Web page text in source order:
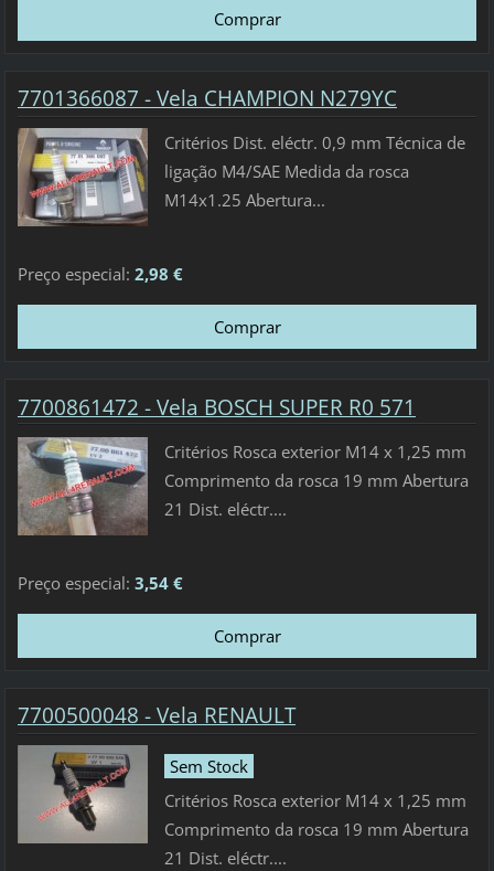
7701366087 - Vela CHAMPION N279YC
Critérios Dist. eléctr. 0,9 mm Técnica de
ligação M4/SAE Medida da rosca
M14x1.25 Abertura...
Preço especial: 2,98 €
7700861472 - Vela BOSCH SUPER R0 571
Critérios Rosca exterior M14 x 1,25 mm
Comprimento da rosca 19 mm Abertura
21 Dist. eléctr....
Preço especial: 3,54 €
7700500048 - Vela RENAULT
Sem Stock
Critérios Rosca exterior M14 x 1,25 mm
Comprimento da rosca 19 mm Abertura
21 Dist. eléctr....